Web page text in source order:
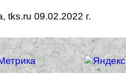
tks.ru 09.02.2022 г.